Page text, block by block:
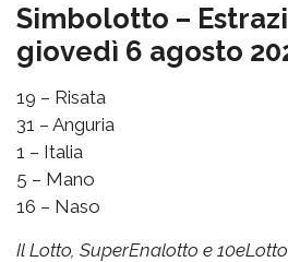
Simbolotto –
giovedì 6 agosto
19 – Risata
31 – Anguria
1 – Italia
5 – Mano
16 – Naso
Il Lotto, SuperEnalotto e